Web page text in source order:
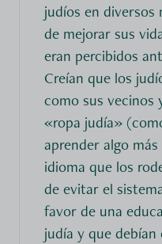
judíos en diversos
de mejorar sus
eran percibidos
Creían que los
como sus vecinos
«ropa judía»
aprender algo
idioma que los
de evitar el
favor de una
judía y que debían